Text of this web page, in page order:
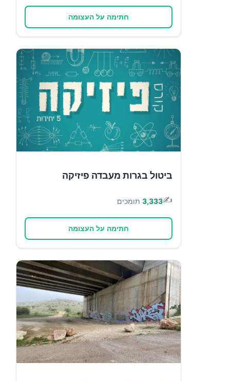
חתימה על העצומה
ביטול בגרות מעבדה פיזיקה
✍️
3,333 תומכים
חתימה על העצומה